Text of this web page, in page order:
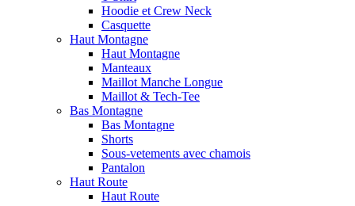
Hoodie et Crew Neck
Casquette
Haut Montagne
Haut Montagne
Manteaux
Maillot Manche Longue
Maillot & Tech-Tee
Bas Montagne
Bas Montagne
Shorts
Sous-vetements avec chamois
Pantalon
Haut Route
Haut Route